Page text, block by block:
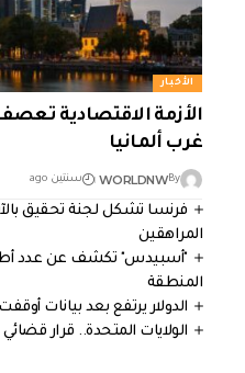
الأخبار
الأزمة الاقتصادية
غرب ألمانيا
By
WORLDNW سنتين ago
فرنسا تشكل لجنة تحقيق
المراهقين
"أسبيدس" تكشف عن عدد
المنطقة
الدولار يرتفع بعد بيانات
الولايات المتحدة.. قرار